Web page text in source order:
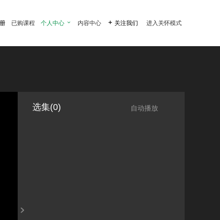
已购课程 个人中心  内容中心  关注我们 进入关怀模式
选集(0) 自动播放